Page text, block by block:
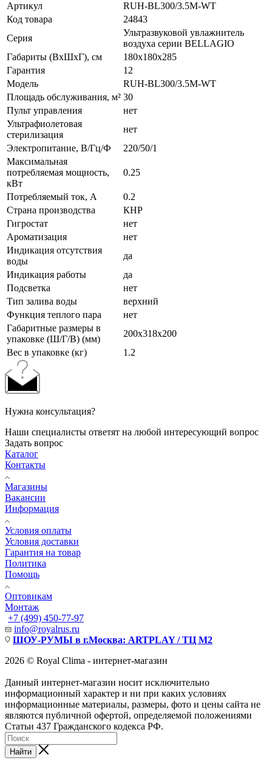
Артикул
RUH-BL300/3.5M-WT
Код товара
24843
Серия
Ультразвуковой увлажнитель
воздуха серии BELLAGIO
Габариты (ВхШхГ), см
180x180x285
Гарантия
12
Модель
RUH-BL300/3.5M-WT
Площадь обслуживания, м² 30
Пульт управления
нет
Ультрафиолетовая
стерилизация
нет
Электропитание, В/Гц/Ф
220/50/1
Максимальная
потребляемая мощность,
кВт
0.25
Потребляемый ток, А
0.2
Страна производства
КНР
Гигростат
нет
Ароматизация
нет
Индикация отсутствия
воды
да
Индикация работы
да
Подсветка
нет
Тип залива воды
верхний
Функция теплого пара
нет
Габаритные размеры в
упаковке (Ш/Г/В) (мм)
200x318x200
Вес в упаковке (кг)
1.2
Нужна консультация?
Наши специалисты ответят на любой интересующий вопрос
Задать вопрос
Каталог
Контакты
Магазины
Вакансии
Информация
Условия оплаты
Условия доставки
Гарантия на товар
Политика
Помощь
Оптовикам
Монтаж
+7 (499) 450-77-97
info@royalrus.ru
ШОУ-РУМЫ в г.Москва: ARTPLAY / ТЦ М2
2026 © Royal Clima - интернет-магазин
Данный интернет-магазин носит исключительно
информационный характер и ни при каких условиях
информационные материалы, размеры, фото и цены сайта не
являются публичной офертой, определяемой положениями
Статьи 437 Гражданского кодекса РФ.
Найти